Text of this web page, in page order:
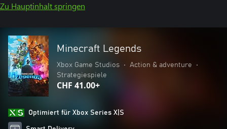
Zu Hauptinhalt springen
Minecraft Legends
Xbox Game Studios • Action & adventure
•
Strategiespiele
CHF 41.00+
Optimiert für Xbox Series X|S